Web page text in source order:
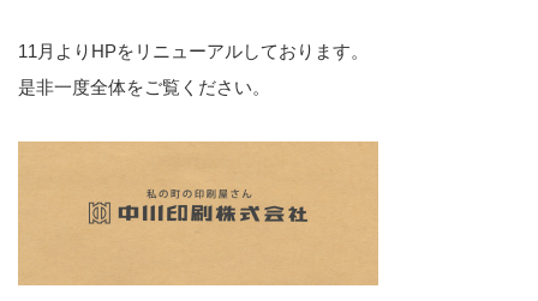
11月よりHPをリニューアルしております。
是非一度全体をご覧ください。